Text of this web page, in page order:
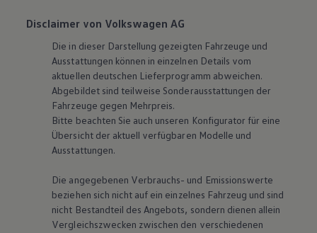
Disclaimer von Volkswagen AG
Die in dieser Darstellung gezeigten Fahrzeuge und
Ausstattungen können in einzelnen Details vom
aktuellen deutschen Lieferprogramm abweichen.
Abgebildet sind teilweise Sonderausstattungen der
Fahrzeuge gegen Mehrpreis.
Bitte beachten Sie auch unseren Konfigurator für eine
Übersicht der aktuell verfügbaren Modelle und
Ausstattungen.
Die angegebenen Verbrauchs- und Emissionswerte
beziehen sich nicht auf ein einzelnes Fahrzeug und sind
nicht Bestandteil des Angebots, sondern dienen allein
Vergleichszwecken zwischen den verschiedenen